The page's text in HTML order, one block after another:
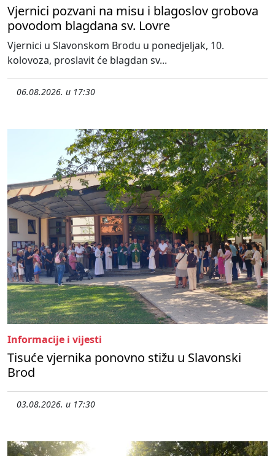
Vjernici pozvani na misu i blagoslov grobova
povodom blagdana sv. Lovre
Vjernici u Slavonskom Brodu u ponedjeljak, 10.
kolovoza, proslavit će blagdan sv...
06.08.2026. u 17:30
Informacije i vijesti
Tisuće vjernika ponovno stižu u Slavonski
Brod
03.08.2026. u 17:30